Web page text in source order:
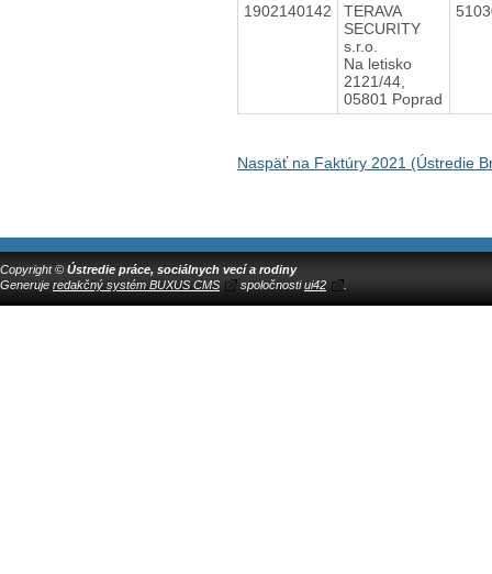
1902140142
TERAVA
SECURITY
s.r.o.
Na letisko
2121/44,
05801 Poprad
Naspäť na Faktúry 2021 (Ústredie
Copyright © Ústredie práce, sociálnych vecí a rodiny
Generuje redakčný systém BUXUS CMS spoločnostiui42